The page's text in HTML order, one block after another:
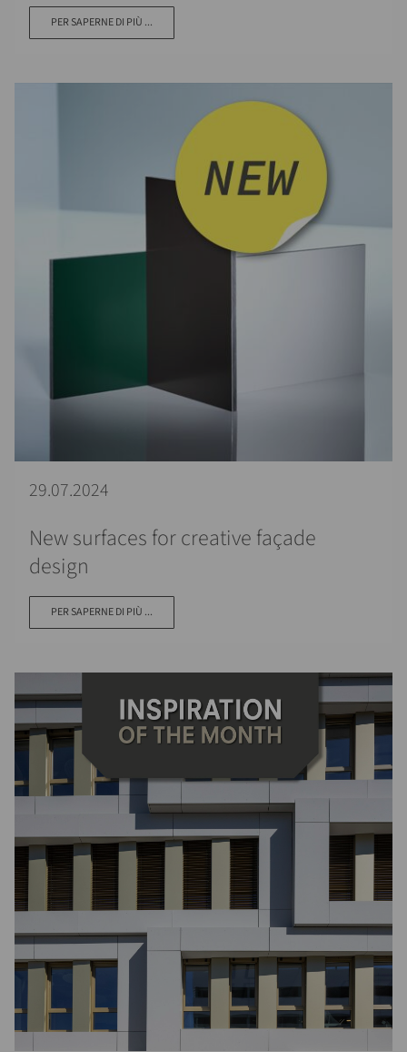
PER SAPERNE DI PIÙ ...
29.07.2024
New surfaces for creative façade
design
PER SAPERNE DI PIÙ ...